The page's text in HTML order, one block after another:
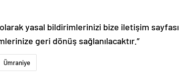
yasal bildirimlerinizi bize iletişim sayfası
geri dönüş sağlanılacaktır.”
Ümraniye